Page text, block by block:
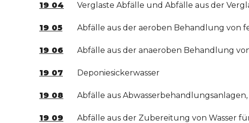
19 04 Verglaste Abfälle und Abfälle aus der
19 05 Abfälle aus der aeroben Behandlung von
19 06 Abfälle aus der anaeroben Behandlung
19 07 Deponiesickerwasser
19 08 Abfälle aus
19 09 Abfälle aus der Zubereitung von Wasser